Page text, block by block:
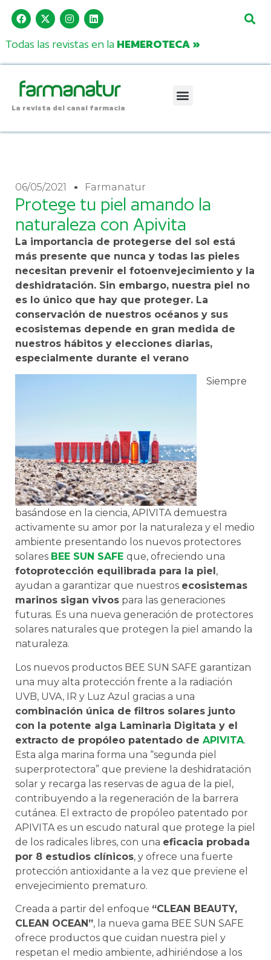
Todas las revistas en la HEMEROTECA »
La revista del canal farmacia
06/05/2021 Farmanatur
Protege tu piel amando la
naturaleza con Apivita
La importancia de protegerse del sol está
más presente que nunca y todas las pieles
necesitan prevenir el fotoenvejecimiento y la
deshidratación. Sin embargo, nuestra piel no
es lo único que hay que proteger. La
conservación de nuestros océanos y sus
ecosistemas depende en gran medida de
nuestros hábitos y elecciones diarias,
especialmente durante el verano
Siempre
basándose en la ciencia, APIVITA demuestra
activamente su amor por la naturaleza y el medio
ambiente presentando los nuevos protectores
solares BEE SUN SAFE que, ofreciendo una
fotoprotección equilibrada para la piel,
ayudan a garantizar que nuestros ecosistemas
marinos sigan vivos para las generaciones
futuras. Es una nueva generación de protectores
solares naturales que protegen la piel amando la
naturaleza.
Los nuevos productos BEE SUN SAFE garantizan
una muy alta protección frente a la radiación
UVB, UVA, IR y Luz Azul gracias a una
combinación única de filtros solares junto
con la potente alga Laminaria Digitata y el
extracto de propóleo patentado de APIVITA.
Esta alga marina forma una “segunda piel
superprotectora” que previene la deshidratación
solar y recarga las reservas de agua de la piel,
contribuyendo a la regeneración de la barrera
cutánea. El extracto de propóleo patentado por
APIVITA es un escudo natural que protege la piel
de los radicales libres, con una eficacia probada
por 8 estudios clínicos, y ofrece una fuerte
protección antioxidante a la vez que previene el
envejecimiento prematuro.
Creada a partir del enfoque “CLEAN BEAUTY,
CLEAN OCEAN”, la nueva gama BEE SUN SAFE
ofrece productos que cuidan nuestra piel y
respetan el medio ambiente, adhiriéndose a los